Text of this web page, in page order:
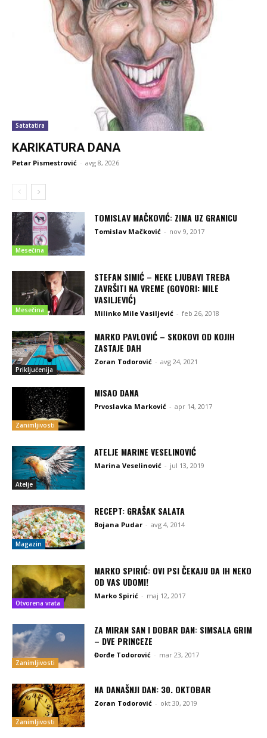
Satatatira
KARIKATURA DANA
Petar Pismestrović - avg 8, 2026
Mesečina
TOMISLAV MAČKOVIĆ: ZIMA UZ GRANICU
Tomislav Mačković - nov 9, 2017
Mesečina
STEFAN SIMIĆ – NEKE LJUBAVI TREBA
ZAVRŠITI NA VREME (GOVORI: MILE
VASILJEVIĆ)
Milinko Mile Vasiljević - feb 26, 2018
Priključenija
MARKO PAVLOVIĆ – SKOKOVI OD KOJIH
ZASTAJE DAH
Zoran Todorović - avg 24, 2021
Zanimljivosti
MISAO DANA
Prvoslavka Marković - apr 14, 2017
Atelje
ATELJE MARINE VESELINOVIĆ
Marina Veselinović - jul 13, 2019
Magazin
RECEPT: GRAŠAK SALATA
Bojana Pudar - avg 4, 2014
Otvorena vrata
MARKO SPIRIĆ: OVI PSI ČEKAJU DA IH NEKO
OD VAS UDOMI!
Marko Spirić - maj 12, 2017
Zanimljivosti
ZA MIRAN SAN I DOBAR DAN: SIMSALA GRIM
– DVE PRINCEZE
Đorđe Todorović - mar 23, 2017
Zanimljivosti
NA DANAŠNJI DAN: 30. OKTOBAR
Zoran Todorović - okt 30, 2019